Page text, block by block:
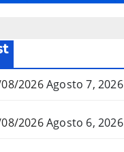
2026Agosto 7, 2026
2026Agosto 6, 2026